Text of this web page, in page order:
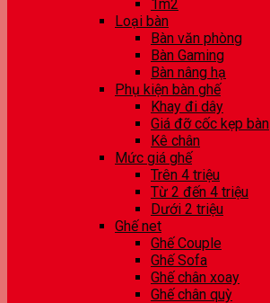
1m2
Loại bàn
Bàn văn phòng
Bàn Gaming
Bàn nâng hạ
Phụ kiện bàn ghế
Khay đi dây
Giá đỡ cốc kẹp bàn
Kê chân
Mức giá ghế
Trên 4 triệu
Từ 2 đến 4 triệu
Dưới 2 triệu
Ghế net
Ghế Couple
Ghế Sofa
Ghế chân xoay
Ghế chân quỳ